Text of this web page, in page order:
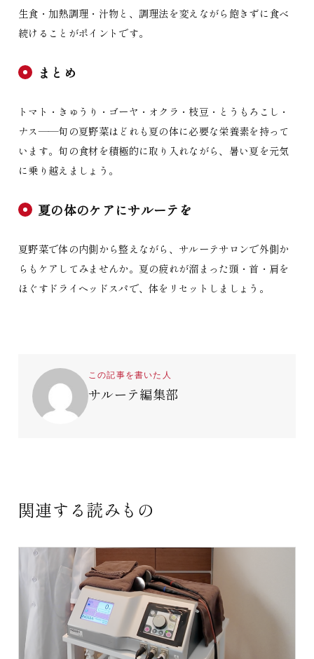
生食・加熱調理・汁物と、調理法を変えながら飽きずに食べ
続けることがポイントです。
まとめ
トマト・きゅうり・ゴーヤ・オクラ・枝豆・とうもろこし・
ナス——旬の夏野菜はどれも夏の体に必要な栄養素を持って
います。旬の食材を積極的に取り入れながら、暑い夏を元気
に乗り越えましょう。
夏の体のケアにサルーテを
夏野菜で体の内側から整えながら、サルーテサロンで外側か
らもケアしてみませんか。夏の疲れが溜まった頭・首・肩を
ほぐすドライヘッドスパで、体をリセットしましょう。
この記事を書いた人
サルーテ編集部
関連する読みもの